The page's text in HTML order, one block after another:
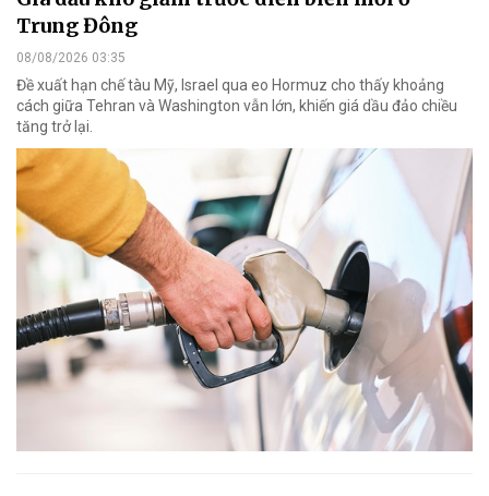
Trung Đông
08/08/2026 03:35
Đề xuất hạn chế tàu Mỹ, Israel qua eo Hormuz cho thấy khoảng
cách giữa Tehran và Washington vẫn lớn, khiến giá dầu đảo chiều
tăng trở lại.